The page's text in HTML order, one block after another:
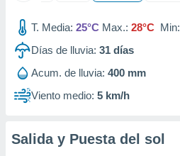
e
publicidad
publicidad
T. Media: 25°C Max.: 28°C Min:
Días de lluvia: 31 días
Acum. de lluvia: 400 mm
Viento medio: 5 km/h
Salida y Puesta del sol